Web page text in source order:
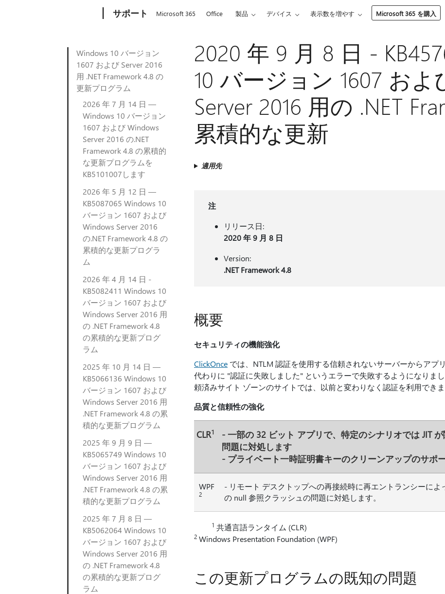
サポート Microsoft 365 Office 製品 デバイス 表示数を増やす Microsoft 365 を購入
Windows 10 バージョン
1607 および Server 2016
用 .NET Framework 4.8 の
更新プログラム
2026 年 7 月 14 日 —
Windows 10 バージョン
1607 および Windows
Server 2016 の.NET
Framework 4.8 の累積的
な更新プログラムを
KB5101007します
2026 年 5 月 12 日 —
KB5087065 Windows 10
バージョン 1607 および
Windows Server 2016
の.NET Framework 4.8 の
累積的な更新プログラ
ム
2026 年 4 月 14 日 -
KB5082411 Windows 10
バージョン 1607 および
Windows Server 2016 用
の .NET Framework 4.8
の累積的な更新プログ
ラム
2025 年 10 月 14 日 —
KB5066136 Windows 10
バージョン 1607 および
Windows Server 2016 用
.NET Framework 4.8 の累
積的な更新プログラム
2025 年 9 月 9 日 —
KB5065749 Windows 10
バージョン 1607 および
Windows Server 2016 用
.NET Framework 4.8 の累
積的な更新プログラム
2025 年 7 月 8 日 —
KB5062064 Windows 10
バージョン 1607 および
Windows Server 2016 用
の .NET Framework 4.8
の累積的な更新プログ
ラム
2020 年 9 月 8 日 -
10 バージョン 1607 およ
Server 2016 用の .NET
累積的な更新
適用先
注
リリース日:
2020 年 9 月 8 日
Version:
.NET Framework 4.8
概要
セキュリティの機能強化
ClickOnce では、NTLM 認証を使用する信頼されないサーバーからアプ
代わりに "認証に失敗しました" というエラーで失敗するようになりま
頼済みサイト ゾーンのサイトでは、以前と変わりなく認証を利用できま
品質と信頼性の強化
CLR1
- 一部の 32 ビット アプリで、特定のシナリオでは JIT
問題に対処します
- プライベート一時証明書キーのクリーンアップのサポ
WPF
2
- リモート デスクトップへの再接続時に再エントランシーに
の null 参照クラッシュの問題に対処します。
1 共通言語ランタイム (CLR)
2 Windows Presentation Foundation (WPF)
この更新プログラムの既知の問題